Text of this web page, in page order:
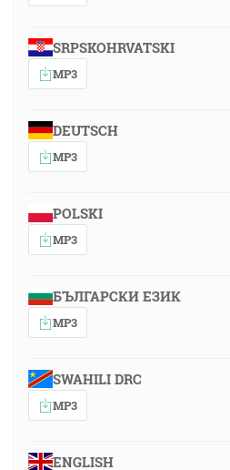
SRPSKOHRVATSKI
MP3
DEUTSCH
MP3
POLSKI
MP3
БЪЛГАРСКИ ЕЗИК
MP3
SWAHILI DRC
MP3
ENGLISH